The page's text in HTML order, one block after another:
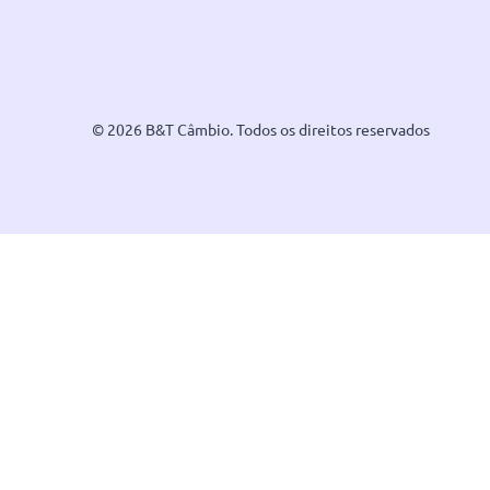
© 2026 B&T Câmbio. Todos os direitos reservados